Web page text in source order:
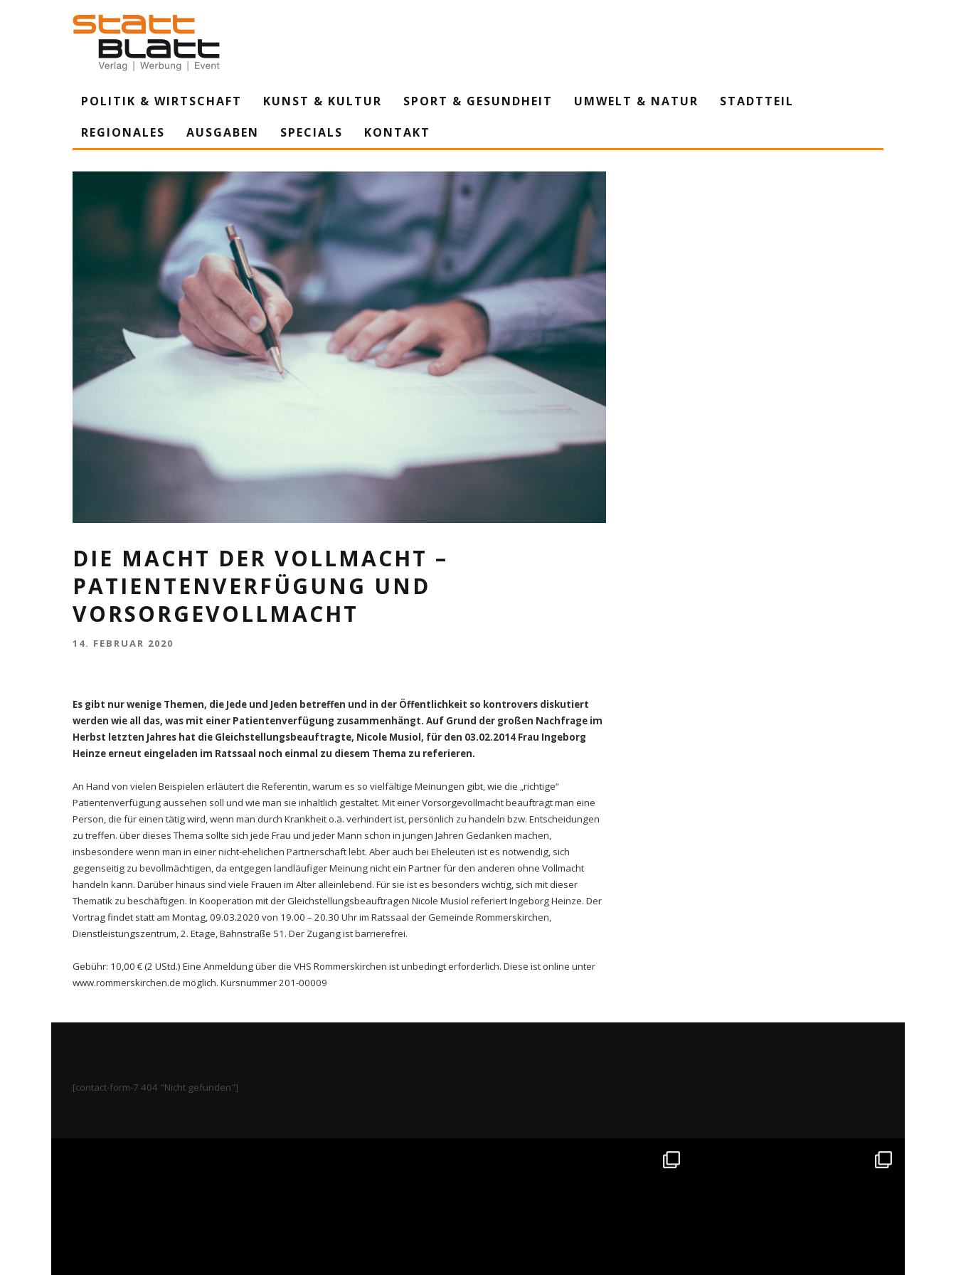
POLITIK & WIRTSCHAFT KUNST & KULTUR SPORT & GESUNDHEIT UMWELT & NATUR
STADTTEIL
REGIONALES
AUSGABEN SPECIALS KONTAKT
DIE MACHT DER VOLLMACHT –
PATIENTENVERFÜGUNG UND
VORSORGEVOLLMACHT
14. FEBRUAR 2020
Es gibt nur wenige Themen, die Jede und Jeden betreffen und in der Öffentlichkeit so kontrovers diskutiert
werden wie all das, was mit einer Patientenverfügung zusammenhängt. Auf Grund der großen Nachfrage im
Herbst letzten Jahres hat die Gleichstellungsbeauftragte, Nicole Musiol, für den 03.02.2014 Frau Ingeborg
Heinze erneut eingeladen im Ratssaal noch einmal zu diesem Thema zu referieren.
An Hand von vielen Beispielen erläutert die Referentin, warum es so vielfältige Meinungen gibt, wie die „richtige“
Patientenverfügung aussehen soll und wie man sie inhaltlich gestaltet. Mit einer Vorsorgevollmacht beauftragt man eine
Person, die für einen tätig wird, wenn man durch Krankheit o.ä. verhindert ist, persönlich zu handeln bzw. Entscheidungen
zu treffen. über dieses Thema sollte sich jede Frau und jeder Mann schon in jungen Jahren Gedanken machen,
insbesondere wenn man in einer nicht-ehelichen Partnerschaft lebt. Aber auch bei Eheleuten ist es notwendig, sich
gegenseitig zu bevollmächtigen, da entgegen landläufiger Meinung nicht ein Partner für den anderen ohne Vollmacht
handeln kann. Darüber hinaus sind viele Frauen im Alter alleinlebend. Für sie ist es besonders wichtig, sich mit dieser
Thematik zu beschäftigen. In Kooperation mit der Gleichstellungsbeauftragen Nicole Musiol referiert Ingeborg Heinze. Der
Vortrag findet statt am Montag, 09.03.2020 von 19.00 – 20.30 Uhr im Ratssaal der Gemeinde Rommerskirchen,
Dienstleistungszentrum, 2. Etage, Bahnstraße 51. Der Zugang ist barrierefrei.
Gebühr: 10,00 € (2 UStd.) Eine Anmeldung über die VHS Rommerskirchen ist unbedingt erforderlich. Diese ist online unter
www.rommerskirchen.de möglich. Kursnummer 201-00009
[contact-form-7 404 "Nicht gefunden"]